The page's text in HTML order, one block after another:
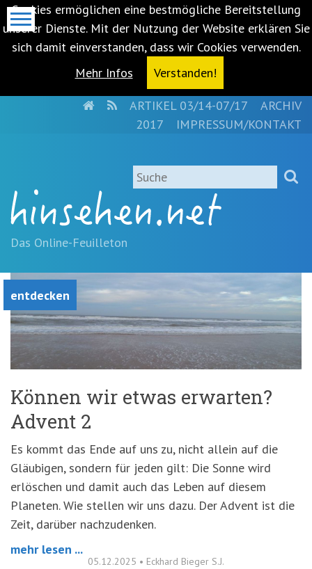
Cookies ermöglichen eine bestmögliche Bereitstellung
unserer Dienste. Mit der Nutzung der Website erklären Sie
sich damit einverstanden, dass wir Cookies verwenden.
Mehr Infos
Verstanden!
springen
(Accesskey
'1')Zur
springen
(Accesskey
'3')Zur
Suche
springen
(Accesskey
'2')
HOMERSSARTIKEL 03/14-07/17
ARCHIV
2017
IMPRESSUM/KONTAKT
Suche
Das Online-Feuilleton
entdecken
Können wir etwas erwarten?
Advent 2
Es kommt das Ende auf uns zu, nicht allein auf die
Gläubigen, sondern für jeden gilt: Die Sonne wird
erlöschen und damit auch das Leben auf diesem
Planeten. Wie stellen wir uns dazu. Der Advent ist die
Zeit, darüber nachzudenken.
mehr lesen ...
05.12.2025 • Eckhard Bieger S.J.